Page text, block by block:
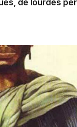
de lourdes